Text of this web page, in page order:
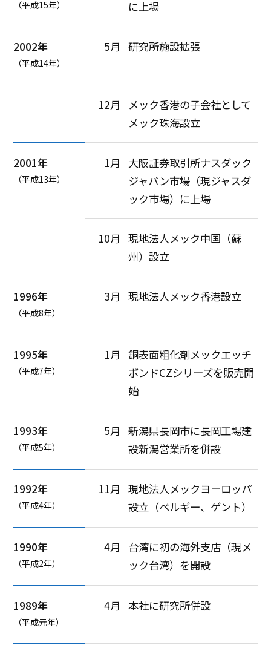
（平成15年） に上場
2002年
（平成14年）
5月 研究所施設拡張
12月
メック香港の子会社として
メック珠海設立
2001年
（平成13年）
1月
大阪証券取引所ナスダック
ジャパン市場（現ジャスダ
ック市場）に上場
10月
現地法人メック中国（蘇
州）設立
1996年
（平成8年）
3月 現地法人メック香港設立
1995年
（平成7年）
1月
銅表面粗化剤メックエッチ
ボンドCZシリーズを販売開
始
1993年
（平成5年）
5月
新潟県長岡市に長岡工場建
設新潟営業所を併設
1992年
（平成4年）
11月
現地法人メックヨーロッパ
設立（ベルギー、ゲント）
1990年
（平成2年）
4月
台湾に初の海外支店（現メ
ック台湾）を開設
1989年
（平成元年）
4月 本社に研究所併設